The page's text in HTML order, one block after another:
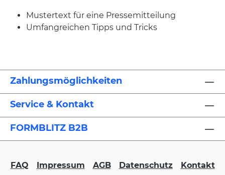
Mustertext für eine Pressemitteilung
Umfangreichen Tipps und Tricks
Zahlungsmöglichkeiten
Service & Kontakt
FORMBLITZ B2B
FAQ Impressum AGB Datenschutz Kontakt